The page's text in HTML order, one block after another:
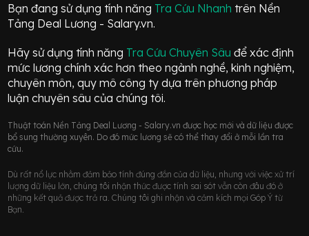
Bạn đang sử dụng tính năng Tra Cứu Nhanh trên Nền
Tảng Deal Lương - Salary.vn.
Hãy sử dụng tính năng Tra Cứu Chuyên Sâuđể xác định
mức lương chính xác hơn theo ngành nghề, kinh nghiệm,
chuyên môn, quy mô công ty dựa trên phương pháp
luận chuyên sâu của chúng tôi.
Thuật toán Nền Tảng Deal Lương - Salary.vn được học mới và dữ liệu được
bổ sung thường xuyên. Do đó mức lương sẽ có thể thay đổi ở mỗi lần tra
cứu.
Dù rất nổ lực nhằm đảm bảo tính đúng đắn của dữ liệu, nhưng với việc xử trí
lượng dữ liệu lớn, chúng tôi nhận thức được tính sai sót vẫn còn đâu đó ở
những kết quả được trả ra. Chúng tôi ghi nhận và cảm kích mọi Góp Ý từ
Bạn.